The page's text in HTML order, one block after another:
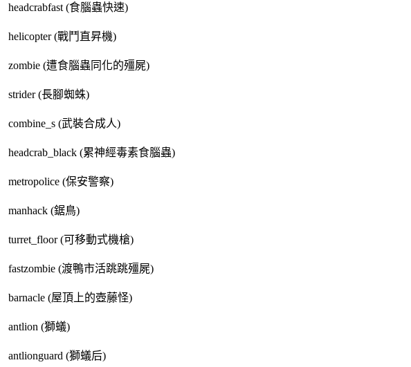
headcrabfast (食腦蟲快速)
helicopter (戰鬥直昇機)
zombie (遭食腦蟲同化的殭屍)
strider (長腳蜘蛛)
combine_s (武裝合成人)
headcrab_black (累神經毒素食腦蟲)
metropolice (保安警察)
manhack (鋸鳥)
turret_floor (可移動式機槍)
fastzombie (渡鴨市活跳跳殭屍)
barnacle (屋頂上的壺藤怪)
antlion (獅蟻)
antlionguard (獅蟻后)